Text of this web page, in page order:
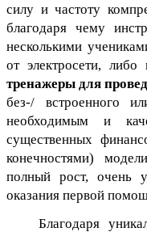
силу и частоту
благодаря чему
несколькими
от электросети,
тренажеры для
без-/ встроенного
необходимым и
существенных
конечностями)
полный рост, очень
оказания первой
Благодаря